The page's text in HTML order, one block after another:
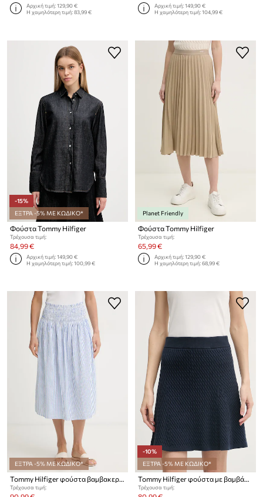
Αρχική τιμή:129,90 €
Η χαμηλότερη τιμή:83,99 €
Αρχική τιμή:149,90 €
Η χαμηλότερη τιμή:104,99 €
-15%
ΕΞΤΡΑ -5% ΜΕ ΚΩΔΙΚΟ*
Φούστα Tommy Hilfiger
Τρέχουσα τιμή:
84,99 €
Αρχική τιμή:149,90 €
Η χαμηλότερη τιμή:100,99 €
Planet Friendly
Φούστα Tommy Hilfiger
Τρέχουσα τιμή:
65,99 €
Αρχική τιμή:129,90 €
Η χαμηλότερη τιμή:68,99 €
ΕΞΤΡΑ -5% ΜΕ ΚΩΔΙΚΟ*
Tommy Hilfiger φούστα βαμβακερή SUMMER
Τρέχουσα τιμή:
-10%
ΕΞΤΡΑ -5% ΜΕ ΚΩΔΙΚΟ*
Tommy Hilfiger φούστα με βαμβάκι
Τρέχουσα τιμή: